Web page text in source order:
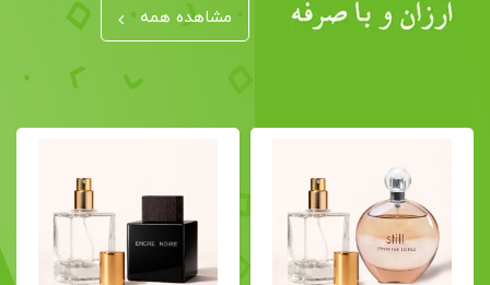
مشاهده همه